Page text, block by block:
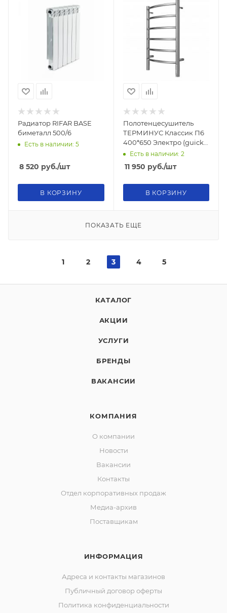
Радиатор RIFAR BASE
биметалл 500/6
Есть в наличии: 5
8 520 руб./шт
В КОРЗИНУ
Полотенцесушитель
ТЕРМИНУС Классик П6
400*650 Электро (guick
touch)
Есть в наличии: 2
11 950 руб./шт
В КОРЗИНУ
ПОКАЗАТЬ ЕЩЕ
1 2 3 4 5
КАТАЛОГ
АКЦИИ
УСЛУГИ
БРЕНДЫ
ВАКАНСИИ
КОМПАНИЯ
О компании
Новости
Вакансии
Контакты
Отдел корпоративных продаж
Медиа-архив
Поставщикам
ИНФОРМАЦИЯ
Адреса и контакты магазинов
Публичный договор оферты
Политика конфиденциальности